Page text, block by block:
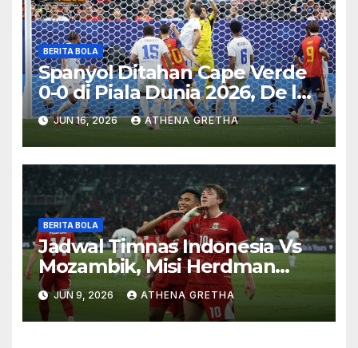
BERITA BOLA
Spanyol Ditahan Cape Verde
0-0 di Piala Dunia 2026, De la
Fuente Soroti Kurangnya
Ketajaman
JUN 16, 2026 ATHENA GRETHA
BERITA BOLA
Jadwal Timnas Indonesia Vs
Mozambik, Misi Herdman
Terus Bertumbuh
JUN 9, 2026 ATHENA GRETHA